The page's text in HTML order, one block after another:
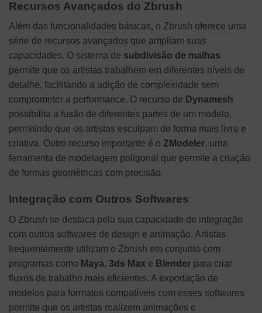
Recursos Avançados do Zbrush
Além das funcionalidades básicas, o Zbrush oferece uma
série de recursos avançados que ampliam suas
capacidades. O sistema de subdivisão de malhas
permite que os artistas trabalhem em diferentes níveis de
detalhe, facilitando a adição de complexidade sem
comprometer a performance. O recurso de Dynamesh
possibilita a fusão de diferentes partes de um modelo,
permitindo que os artistas esculpam de forma mais livre e
criativa. Outro recurso importante é o ZModeler, uma
ferramenta de modelagem poligonal que permite a criação
de formas geométricas com precisão.
Integração com Outros Softwares
O Zbrush se destaca pela sua capacidade de integração
com outros softwares de design e animação. Artistas
frequentemente utilizam o Zbrush em conjunto com
programas como Maya, 3ds Max e Blender para criar
fluxos de trabalho mais eficientes. A exportação de
modelos para formatos compatíveis com esses softwares
permite que os artistas realizem animações e